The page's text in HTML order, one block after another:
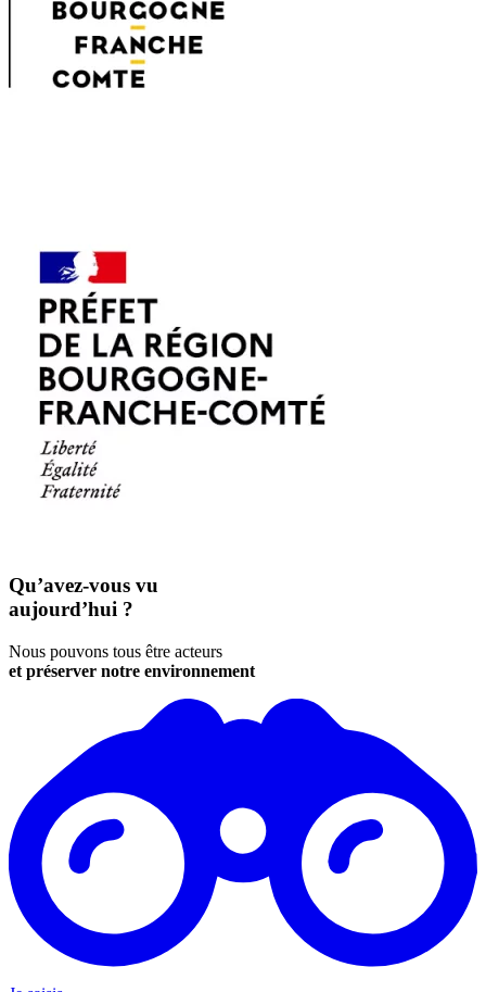
Qu’avez-vous vu
aujourd’hui ?
Nous pouvons tous être acteurs
et préserver notre environnement